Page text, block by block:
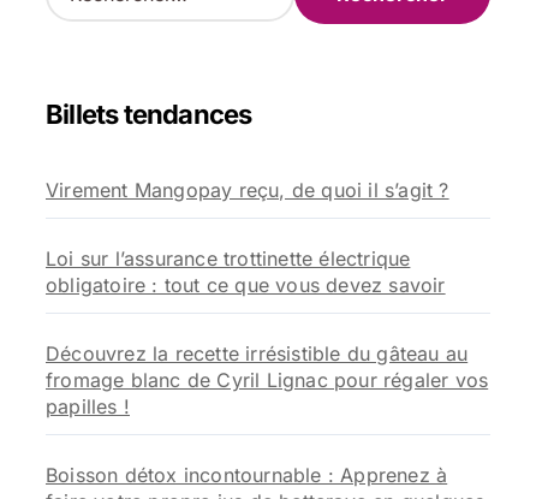
e
r
e
r
:
Billets tendances
Virement Mangopay reçu, de quoi il s’agit ?
Loi sur l’assurance trottinette électrique
obligatoire : tout ce que vous devez savoir
Découvrez la recette irrésistible du gâteau au
fromage blanc de Cyril Lignac pour régaler vos
papilles !
Boisson détox incontournable : Apprenez à